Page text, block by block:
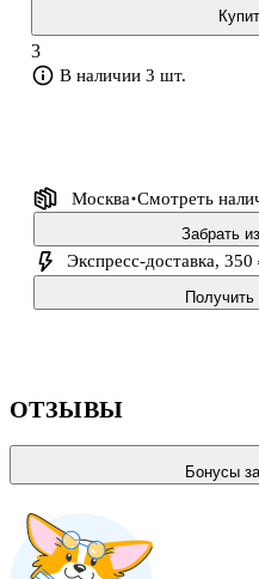
2026 году. В сборнике даны
приведен подробный разбор
Пособие предназначено
3
В наличии 3 шт.
Москва Смотреть
Забрать
Экспресс-доставка, 350
Получить
ОТЗЫВЫ
Бонусы